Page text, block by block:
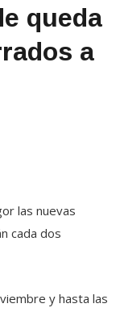
queda
a
las nuevas
cada dos
y hasta las